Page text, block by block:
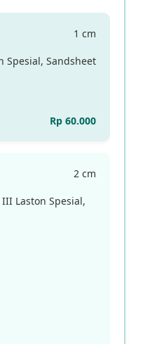
1 cm
Spesial, Sandsheet
Rp 60.000
2 cm
Laston Spesial,